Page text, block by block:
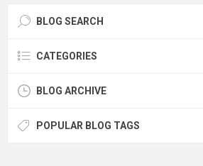
BLOG SEARCH
CATEGORIES
BLOG ARCHIVE
POPULAR BLOG TAGS